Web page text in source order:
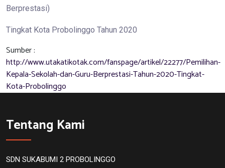
Berprestasi)
Tingkat Kota Probolinggo Tahun 2020
Sumber :
http://www.utakatikotak.com/fanspage/artikel/22277/Pemilihan-
Kepala-Sekolah-dan-Guru-Berprestasi-Tahun-2020-Tingkat-
Kota-Probolinggo
Tentang Kami
SDN SUKABUMI 2 PROBOLINGGO